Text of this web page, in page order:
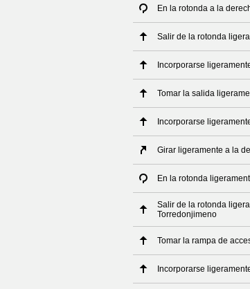
En la rotonda a la
Salir de la rotonda
Incorporarse
Tomar la salida
Incorporarse
Girar ligeramente a la
En la rotonda
Salir de la rotonda
Torredonjimeno
Tomar la rampa de
Incorporarse